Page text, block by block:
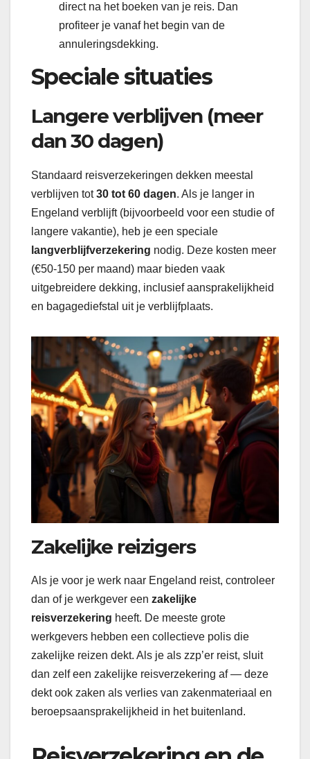
direct na het boeken van je reis. Dan
profiteer je vanaf het begin van de
annuleringsdekking.
Speciale situaties
Langere verblijven (meer
dan 30 dagen)
Standaard reisverzekeringen dekken meestal
verblijven tot30 tot 60 dagen. Als je langer in
Engeland verblijft (bijvoorbeeld voor een studie of
langere vakantie), heb je een speciale
langverblijfverzekering nodig. Deze kosten meer
(€50-150 per maand) maar bieden vaak
uitgebreidere dekking, inclusief aansprakelijkheid
en bagagediefstal uit je verblijfplaats.
Zakelijke reizigers
Als je voor je werk naar Engeland reist, controleer
dan of je werkgever een zakelijke
reisverzekering heeft. De meeste grote
werkgevers hebben een collectieve polis die
zakelijke reizen dekt. Als je als zzp’er reist, sluit
dan zelf een zakelijke reisverzekering af — deze
dekt ook zaken als verlies van zakenmateriaal en
beroepsaansprakelijkheid in het buitenland.